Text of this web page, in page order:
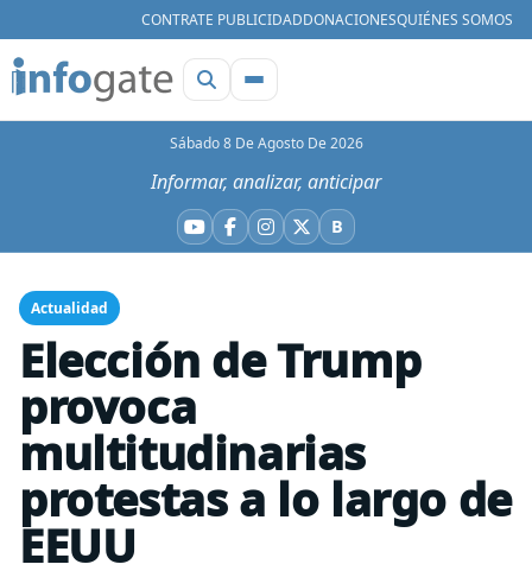
CONTRATE PUBLICIDADDONACIONESQUIÉNES SOMOS
Sábado 8 De Agosto De 2026
Informar, analizar, anticipar
YouTube
Facebook
Instagram
X BBluesky
Actualidad
Elección de Trump
provoca
multitudinarias
protestas a lo largo de
EEUU